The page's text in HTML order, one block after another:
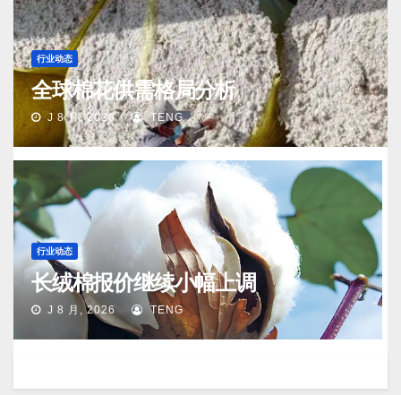
行业动态
全球棉花供需格局分析
J 8 月, 2026 TENG
行业动态
长绒棉报价继续小幅上调
J 8 月, 2026 TENG